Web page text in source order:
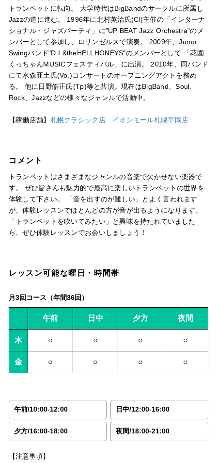
トランペットに転向。 大学時代はBigBandのサークルに所属し
Jazzの道に進む。 1996年に北村英治氏(Cl)主催の「インターナ
ショナル・ジャズパーティ」に"UP BEAT Jazz Orchestra"のメ
ンバーとして参加し、ロサンゼルスで演奏。 2009年、Jump
Swingバンド"D.I.&theHELLHONEYS"のメンバーとして 「花園
くっちゃんMUSICフェスティバル」に出演。 2010年、同バンド
にて水森亜土氏(Vo.)コンサートのオープニングアクトを務め
る。 他に日野皓正氏(Tp)等と共演。現在はBigBand、Soul、
Rock、Jazzなどの様々なジャンルで活動中。
【稼働店舗】 札幌クラシック店 イオンモール札幌平岡店
コメント
トランペットはさまざまなジャンルの音楽で欠かせない楽器で
す。 ぜひ皆さんも魅力的で最高に楽しいトランペットの世界を
体験して下さい。 「音を出すのが難しい」とよく言われます
が、体験レッスンでほとんどの方が音が出るようになります。
「トランペットを吹いてみたい」と興味を持たれていました
ら、ぜひ体験レッスンでお会いしましょう！
レッスン可能な曜日・時間帯
月3回コース（年間36回）
午前 日中 夕方 夜間
木 ○ ○ ○ ○
金 ○ ○ ○ ○
午前/10:00-12:00 日中/12:00-16:00
夕方/16:00-18:00 夜間/18:00-21:00
【注意事項】